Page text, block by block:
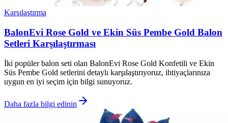
Karşılaştırma
BalonEvi Rose Gold ve Ekin Süs Pembe Gold Balon
Setleri Karşılaştırması
İki popüler balon seti olan BalonEvi Rose Gold Konfetili ve Ekin
Süs Pembe Gold setlerini detaylı karşılaştırıyoruz, ihtiyaçlarınıza
uygun en iyi seçim için bilgi sunuyoruz.
Daha fazla bilgi edinin